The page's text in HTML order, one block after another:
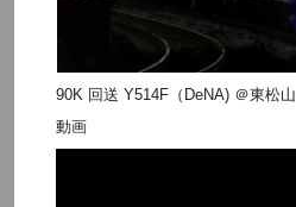
90K 回送 Y514F（DeNA) ＠東松山
動画